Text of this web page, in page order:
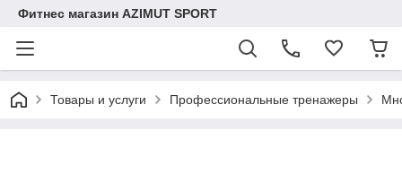
Фитнес магазин AZIMUT SPORT
Товары и услуги Профессиональные тренажеры